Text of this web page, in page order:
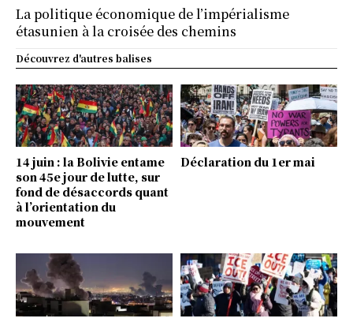
Découvrez d'autres balises
14 juin : la Bolivie entame
son 45e jour de lutte, sur
fond de désaccords quant
à l’orientation du
mouvement
Déclaration du 1er mai
La politique économique de l’impérialisme
étasunien à la croisée des chemins